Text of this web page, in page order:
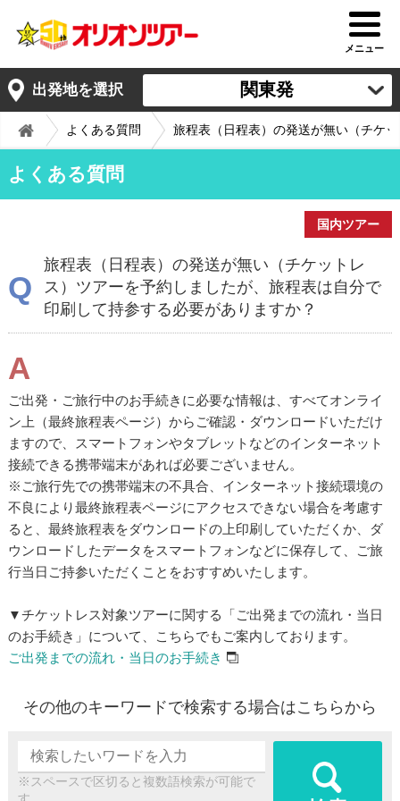
メニュー
出発地を選択 関東発
よくある質問 旅程表（日程表）の発送が無い（チケ
よくある質問
国内ツアー
Q
旅程表（日程表）の発送が無い（チケットレ
ス）ツアーを予約しましたが、旅程表は自分で
印刷して持参する必要がありますか？
A
ご出発・ご旅行中のお手続きに必要な情報は、すべてオンライ
ン上（最終旅程表ページ）からご確認・ダウンロードいただけ
ますので、スマートフォンやタブレットなどのインターネット
接続できる携帯端末があれば必要ございません。
※ご旅行先での携帯端末の不具合、インターネット接続環境の
不良により最終旅程表ページにアクセスできない場合を考慮す
ると、最終旅程表をダウンロードの上印刷していただくか、ダ
ウンロードしたデータをスマートフォンなどに保存して、ご旅
行当日ご持参いただくことをおすすめいたします。
▼チケットレス対象ツアーに関する「ご出発までの流れ・当日
のお手続き」について、こちらでもご案内しております。
ご出発までの流れ・当日のお手続き
その他のキーワードで検索する場合はこちらから
※スペースで区切ると複数語検索が可能で
す。